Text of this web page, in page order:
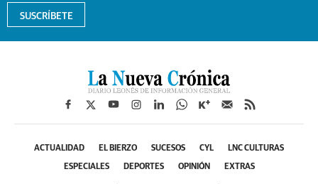
SUSCRÍBETE
ACTUALIDAD EL BIERZO SUCESOS CYL LNC CULTURAS
ESPECIALES DEPORTES OPINIÓN EXTRAS